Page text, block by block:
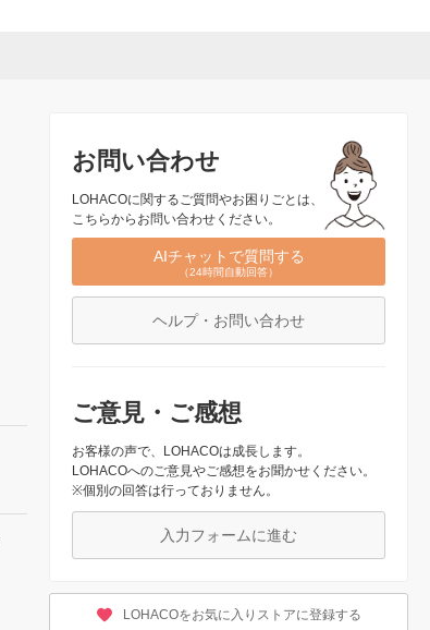
お問い合わせ
LOHACOに関するご質問やお困りごとは、
こちらからお問い合わせください。
AIチャットで質問する
（24時間自動回答）
ヘルプ・お問い合わせ
ご意見・ご感想
お客様の声で、LOHACOは成長します。
LOHACOへのご意見やご感想をお聞かせください。
※個別の回答は行っておりません。
入力フォームに進む
LOHACOをお気に入りストアに登録する